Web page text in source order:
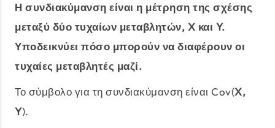
Η συνδιακύμανση είναι η μέτρηση της σχέσης
μεταξύ δύο τυχαίων μεταβλητών, X και Y.
Υποδεικνύει πόσο μπορούν να διαφέρουν οι
τυχαίες μεταβλητές μαζί.
Το σύμβολο για τη συνδιακύμανση είναι Cov(X,
Y).